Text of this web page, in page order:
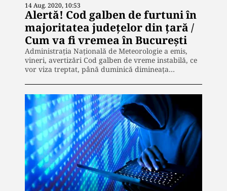
14 Aug. 2020, 10:53
Alertă! Cod galben de furtuni în
majoritatea județelor din țară /
Cum va fi vremea în București
Administraţia Naţională de Meteorologie a emis,
vineri, avertizări Cod galben de vreme instabilă, ce
vor viza treptat, până duminică dimineaţa…